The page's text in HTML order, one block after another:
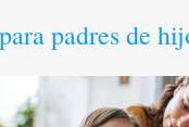
padres de